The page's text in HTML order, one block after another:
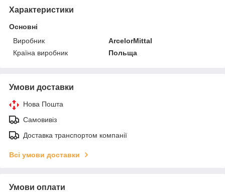
Характеристики
Основні
Виробник
ArcelorMittal
Країна виробник
Польща
Умови доставки
Нова Пошта
Самовивіз
Доставка транспортом компанії
Всі умови доставки
Умови оплати